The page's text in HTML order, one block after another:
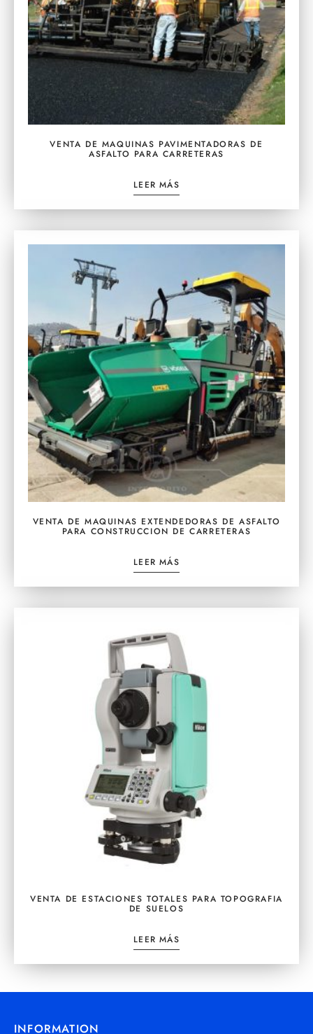
VENTA DE MAQUINAS PAVIMENTADORAS DE
ASFALTO PARA CARRETERAS
LEER MÁS
VENTA DE MAQUINAS EXTENDEDORAS DE ASFALTO
PARA CONSTRUCCION DE CARRETERAS
LEER MÁS
VENTA DE ESTACIONES TOTALES PARA TOPOGRAFIA
DE SUELOS
LEER MÁS
INFORMATION